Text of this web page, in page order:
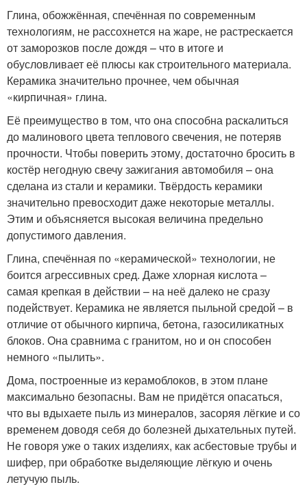
Глина, обожжённая, спечённая по современным
технологиям, не рассохнется на жаре, не растрескается
от заморозков после дождя – что в итоге и
обусловливает её плюсы как строительного материала.
Керамика значительно прочнее, чем обычная
«кирпичная» глина.
Её преимущество в том, что она способна раскалиться
до малинового цвета теплового свечения, не потеряв
прочности. Чтобы поверить этому, достаточно бросить в
костёр негодную свечу зажигания автомобиля – она
сделана из стали и керамики. Твёрдость керамики
значительно превосходит даже некоторые металлы.
Этим и объясняется высокая величина предельно
допустимого давления.
Глина, спечённая по «керамической» технологии, не
боится агрессивных сред. Даже хлорная кислота –
самая крепкая в действии – на неё далеко не сразу
подействует. Керамика не является пыльной средой – в
отличие от обычного кирпича, бетона, газосиликатных
блоков. Она сравнима с гранитом, но и он способен
немного «пылить».
Дома, построенные из керамоблоков, в этом плане
максимально безопасны. Вам не придётся опасаться,
что вы вдыхаете пыль из минералов, засоряя лёгкие и со
временем доводя себя до болезней дыхательных путей.
Не говоря уже о таких изделиях, как асбестовые трубы и
шифер, при обработке выделяющие лёгкую и очень
летучую пыль.